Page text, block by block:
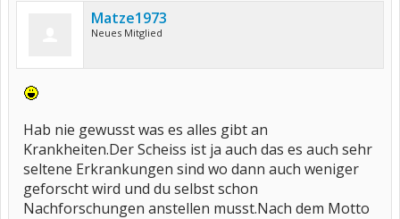
Matze1973
Neues Mitglied
Hab nie gewusst was es alles gibt an
Krankheiten.Der Scheiss ist ja auch das es auch sehr
seltene Erkrankungen sind wo dann auch weniger
geforscht wird und du selbst schon
Nachforschungen anstellen musst.Nach dem Motto